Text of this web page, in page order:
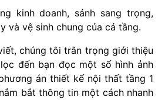
kinh doanh, sảnh sang trọng,
và vệ sinh chung của cả tầng.
chúng tôi trân trọng giới thiệu
đến bạn đọc một số hình ảnh
án thiết kế nội thất tầng 1
bắt thông tin một cách nhanh